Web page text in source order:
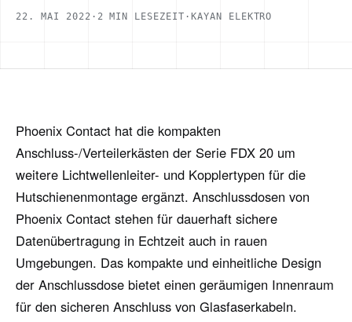
22. MAI 2022 · 2 MIN LESEZEIT · KAYAN ELEKTRO
Phoenix Contact hat die kompakten
Anschluss-/Verteilerkästen der Serie FDX 20 um
weitere Lichtwellenleiter- und Kopplertypen für die
Hutschienenmontage ergänzt. Anschlussdosen von
Phoenix Contact stehen für dauerhaft sichere
Datenübertragung in Echtzeit auch in rauen
Umgebungen. Das kompakte und einheitliche Design
der Anschlussdose bietet einen geräumigen Innenraum
für den sicheren Anschluss von Glasfaserkabeln.